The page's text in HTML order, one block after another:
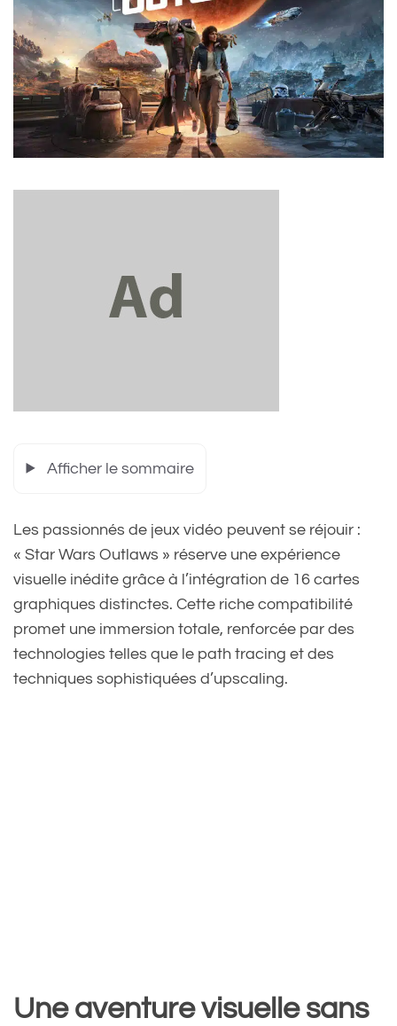
Afficher le sommaire
Les passionnés de jeux vidéo peuvent se réjouir :
« Star Wars Outlaws » réserve une expérience
visuelle inédite grâce à l’intégration de 16 cartes
graphiques distinctes. Cette riche compatibilité
promet une immersion totale, renforcée par des
technologies telles que le path tracing et des
techniques sophistiquées d’upscaling.
Une aventure visuelle sans